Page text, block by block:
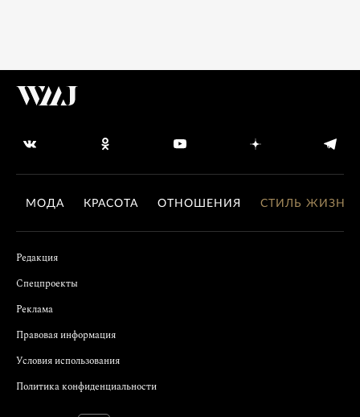
МОДА КРАСОТА ОТНОШЕНИЯ СТИЛЬ ЖИЗНИ
Редакция
Спецпроекты
Реклама
Правовая информация
Условия использования
Политика конфиденциальности